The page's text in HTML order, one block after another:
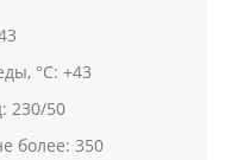
°С: +43
230/50
более: 350